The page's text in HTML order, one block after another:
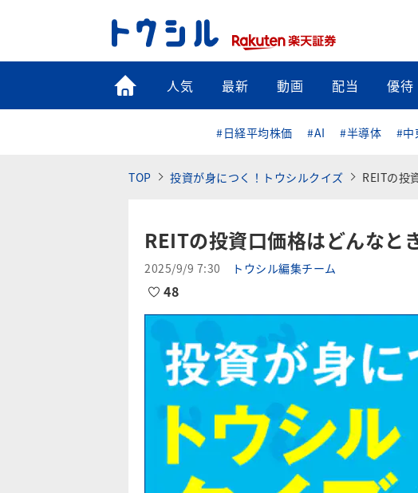
トップ
人気 最新 動画 配当 優待
#日経平均株価 #AI #半導体 #中
TOP 投資が身につく！トウシルクイズ REITの投
REITの投資口価格はどんなと
2025/9/9 7:30 トウシル編集チーム
48